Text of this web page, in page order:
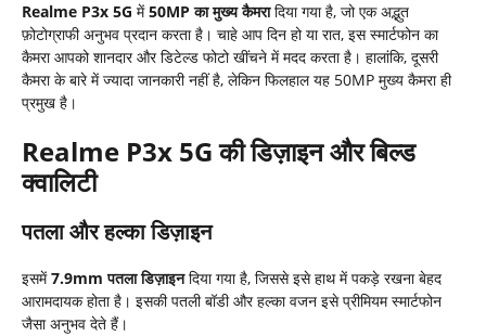
Realme P3x 5G में50MPका मुख्य कैमरादिया गया है, जो एक अद्भुत
फ़ोटोग्राफी अनुभव प्रदान करता है। चाहे आप दिन हो या रात, इस स्मार्टफोन का
कैमरा आपको शानदार और डिटेल्ड फोटो खींचने में मदद करता है। हालांकि, दूसरी
कैमरा के बारे में ज्यादा जानकारी नहीं है, लेकिन फिलहाल यह 50MP मुख्य कैमरा ही
प्रमुख है।
Realme P3x 5Gकी डिज़ाइन और बिल्ड
क्वालिटी
पतला और हल्का डिज़ाइन
इसमें7.9mmपतला डिज़ाइनदिया गया है, जिससे इसे हाथ में पकड़े रखना बेहद
आरामदायक होता है। इसकी पतली बॉडी और हल्का वजन इसे प्रीमियम स्मार्टफोन
जैसा अनुभव देते हैं।